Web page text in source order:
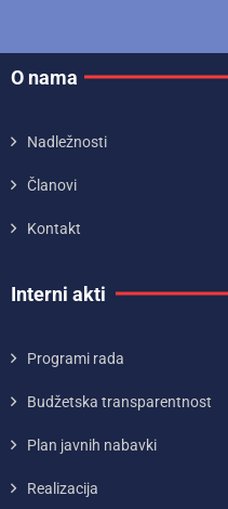
O nama
Nadležnosti
Članovi
Kontakt
Interni akti
Programi rada
Budžetska transparentnost
Plan javnih nabavki
Realizacija